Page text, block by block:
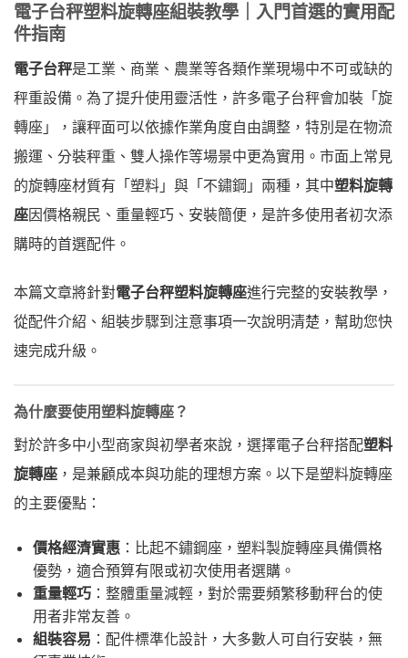
電子台秤塑料旋轉座組裝教學｜入門首選的實用配
件指南
電子台秤是工業、商業、農業等各類作業現場中不可或缺的
秤重設備。為了提升使用靈活性，許多電子台秤會加裝「旋
轉座」，讓秤面可以依據作業角度自由調整，特別是在物流
搬運、分裝秤重、雙人操作等場景中更為實用。市面上常見
的旋轉座材質有「塑料」與「不鏽鋼」兩種，其中塑料旋轉
座因價格親民、重量輕巧、安裝簡便，是許多使用者初次添
購時的首選配件。
本篇文章將針對電子台秤塑料旋轉座進行完整的安裝教學，
從配件介紹、組裝步驟到注意事項一次說明清楚，幫助您快
速完成升級。
為什麼要使用塑料旋轉座？
對於許多中小型商家與初學者來說，選擇電子台秤搭配塑料
旋轉座 ，是兼顧成本與功能的理想方案。以下是塑料旋轉座
的主要優點：
價格經濟實惠：比起不鏽鋼座，塑料製旋轉座具備價格
優勢，適合預算有限或初次使用者選購。
重量輕巧：整體重量減輕，對於需要頻繁移動秤台的使
用者非常友善。
組裝容易 ：配件標準化設計，大多數人可自行安裝，無